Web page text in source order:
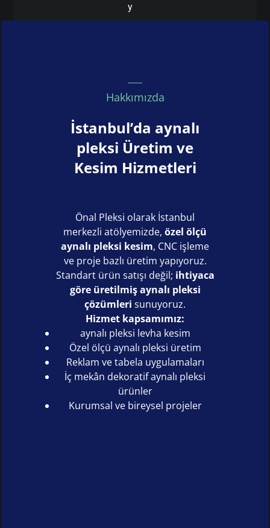
y
Hakkımızda
İstanbul’da aynalı
pleksi Üretim ve
Kesim Hizmetleri
Önal Pleksi olarak İstanbul
merkezli atölyemizde, özel ölçü
aynalı pleksi kesim, CNC işleme
ve proje bazlı üretim yapıyoruz.
Standart ürün satışı değil; ihtiyaca
göre üretilmiş aynalı pleksi
çözümleri sunuyoruz.
Hizmet kapsamımız:
aynalı pleksi levha kesim
Özel ölçü aynalı pleksi üretim
Reklam ve tabela uygulamaları
İç mekân dekoratif aynalı pleksi
ürünler
Kurumsal ve bireysel projeler